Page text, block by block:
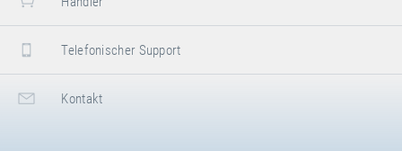
Telefonischer Support
Kontakt